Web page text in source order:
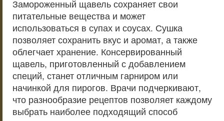
Замороженный щавель сохраняет свои
питательные вещества и может
использоваться в супах и соусах. Сушка
позволяет сохранить вкус и аромат, а также
облегчает хранение. Консервированный
щавель, приготовленный с добавлением
специй, станет отличным гарниром или
начинкой для пирогов. Врачи подчеркивают,
что разнообразие рецептов позволяет каждому
выбрать наиболее подходящий способ